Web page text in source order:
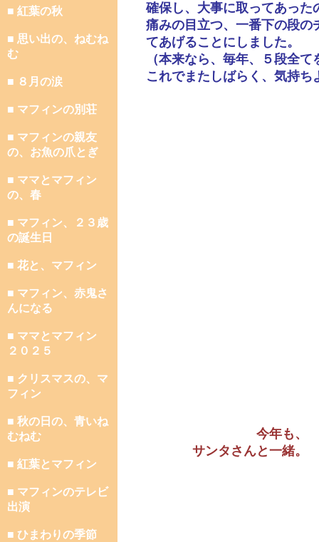
■ 紅葉の秋
■ 思い出の、ねむね
む
■ ８月の涙
■ マフィンの別荘
■ マフィンの親友
の、お魚の爪とぎ
■ ママとマフィン
の、春
■ マフィン、２３歳
の誕生日
■ 花と、マフィン
■ マフィン、赤鬼さ
んになる
■ ママとマフィン
２０２５
■ クリスマスの、マ
フィン
■ 秋の日の、青いね
むねむ
■ 紅葉とマフィン
■ マフィンのテレビ
出演
■ ひまわりの季節
確保し、大事に取ってあった
痛みの目立つ、一番下の段の
てあげることにしました。
（本来なら、毎年、５段全
これでまたしばらく、気持
今年も、
サンタさんと一緒。